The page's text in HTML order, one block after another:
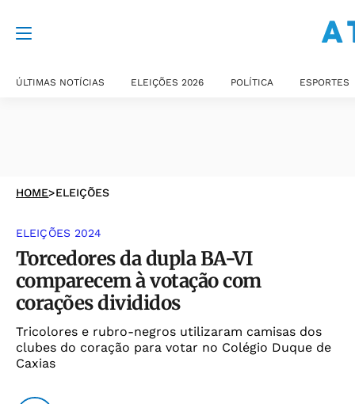
ÚLTIMAS NOTÍCIAS ELEIÇÕES 2026 POLÍTICA ESPORTES
HOME>ELEIÇÕES
ELEIÇÕES 2024
Torcedores da dupla BA-VI
comparecem à votação com
corações divididos
Tricolores e rubro-negros utilizaram camisas dos
clubes do coração para votar no Colégio Duque de
Caxias